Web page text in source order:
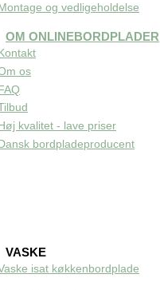
og vedligeholdelse
OM ONLINEBORDPLADER
os
kvalitet - lave priser
bordpladeproducent
VASKE
isat køkkenbordplade